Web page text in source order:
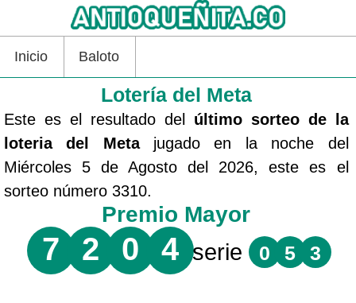
Inicio Baloto
Lotería del Meta
Este es el resultado del último sorteo de la
loteria del Metajugado en la noche del
Miércoles 5 de Agosto del 2026, este es el
sorteo número 3310.
Premio Mayor
7 2 0 4 serie 0 5 3